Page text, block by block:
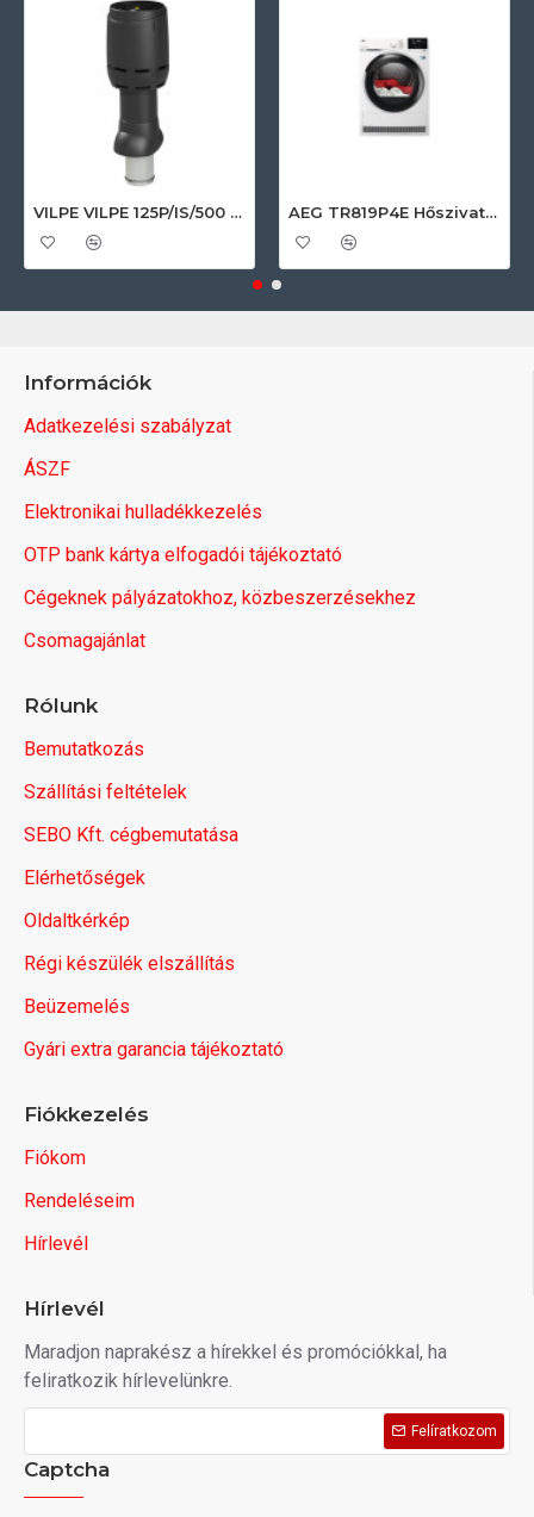
VILPE VILPE 125P/IS/500 FLOW tetőszellőző, fekete Szellőztető ventilátor tartozékok AEG TR819P4E Hőszivattyús szárítógép
Információk
Adatkezelési szabályzat
ÁSZF
Elektronikai hulladékkezelés
OTP bank kártya elfogadói tájékoztató
Cégeknek pályázatokhoz, közbeszerzésekhez
Csomagajánlat
Rólunk
Bemutatkozás
Szállítási feltételek
SEBO Kft. cégbemutatása
Elérhetőségek
Oldaltkérkép
Régi készülék elszállítás
Beüzemelés
Gyári extra garancia tájékoztató
Fiókkezelés
Fiókom
Rendeléseim
Hírlevél
Hírlevél
Maradjon naprakész a hírekkel és promóciókkal, ha
feliratkozik hírlevelünkre.
Felíratkozom
Captcha